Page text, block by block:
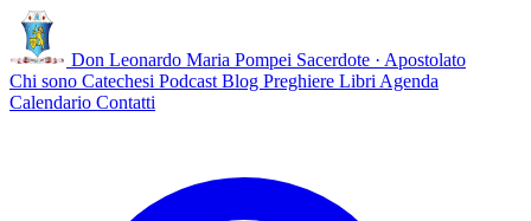
Don Leonardo Maria Pompei Sacerdote · Apostolato
Chi sono Catechesi Podcast Blog Preghiere Libri Agenda
Calendario Contatti